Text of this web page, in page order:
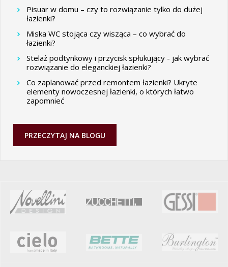
Pisuar w domu – czy to rozwiązanie tylko do dużej
łazienki?
Miska WC stojąca czy wisząca – co wybrać do
łazienki?
Stelaż podtynkowy i przycisk spłukujący - jak wybrać
rozwiązanie do eleganckiej łazienki?
Co zaplanować przed remontem łazienki? Ukryte
elementy nowoczesnej łazienki, o których łatwo
zapomnieć
PRZECZYTAJ NA BLOGU